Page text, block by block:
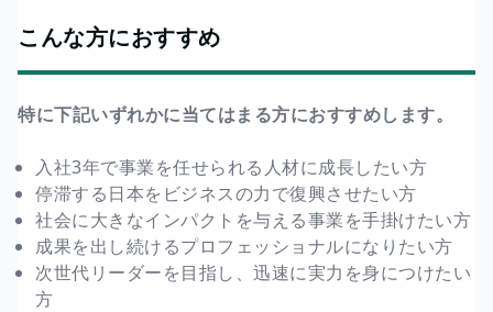
こんな方におすすめ
特に下記いずれかに当てはまる方におすすめします。
入社3年で事業を任せられる人材に成長したい方
停滞する日本をビジネスの力で復興させたい方
社会に大きなインパクトを与える事業を手掛けたい方
成果を出し続けるプロフェッショナルになりたい方
次世代リーダーを目指し、迅速に実力を身につけたい
方